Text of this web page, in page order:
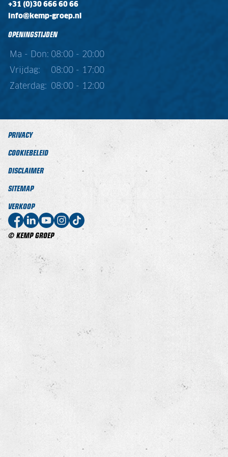
+31 (0)30 666 60 66
info@kemp-groep.nl
OPENINGSTIJDEN
Ma - Don: 08:00 - 20:00
Vrijdag:
08:00 - 17:00
Zaterdag:
08:00 - 12:00
© KEMP GROEP
PRIVACY
COOKIEBELEID
DISCLAIMER
SITEMAP
VERKOOP